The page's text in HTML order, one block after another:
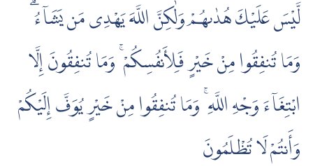
لَّيْسَ عَلَيْكَ هُدٰىهُمْ وَلٰكِنَّ اللَّهَ يَهْدِى مَن يَشَآءُ ۗ
وَمَا تُنفِقُوا مِنْ خَيْرٍ فَلِأَنفُسِكُمْ ۚ وَمَا تُنفِقُونَ إِلَّا
ابْتِغَآءَ وَجْهِ اللَّهِ ۚ وَمَا تُنفِقُوا مِنْ خَيْرٍ يُوَفَّ إِلَيْكُمْ
وَأَنتُمْ لَا تُظْلَمُونَ